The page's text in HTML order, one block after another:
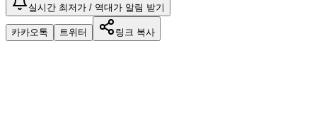
실시간 최저가 / 역대가 알림 받기
카카오톡 트위터 링크 복사